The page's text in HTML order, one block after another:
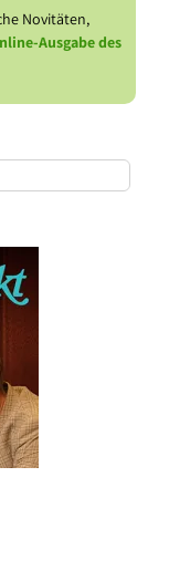
Novitäten,
Ausgabe des